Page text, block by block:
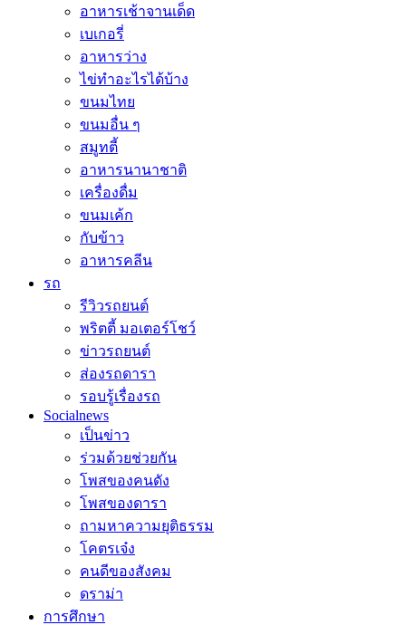
อาหารเช้าจานเด็ด
เบเกอรี่
อาหารว่าง
ไข่ทำอะไรได้บ้าง
ขนมไทย
ขนมอื่น ๆ
สมูทตี้
อาหารนานาชาติ
เครื่องดื่ม
ขนมเค้ก
กับข้าว
อาหารคลีน
รถ
รีวิวรถยนต์
พริตตี้ มอเตอร์โชว์
ข่าวรถยนต์
ส่องรถดารา
รอบรู้เรื่องรถ
Socialnews
เป็นข่าว
ร่วมด้วยช่วยกัน
โพสของคนดัง
โพสของดารา
ถามหาความยุติธรรม
โคตรเจ๋ง
คนดีของสังคม
ดราม่า
การศึกษา